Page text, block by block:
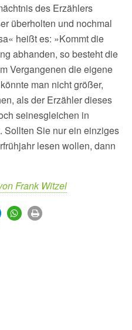
des Erzählers
überholten und nochmal
heißt es: »Kommt die
abhanden, so besteht die
Vergangenen die eigene
man nicht größer,
als der Erzähler dieses
seinesgleichen in
Sollten Sie nur ein einziges
lesen wollen, dann
Frank Witzel